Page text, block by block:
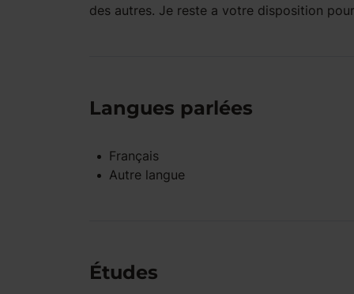
des autres. Je reste a votre disposition
Langues parlées
Français
Autre langue
Études